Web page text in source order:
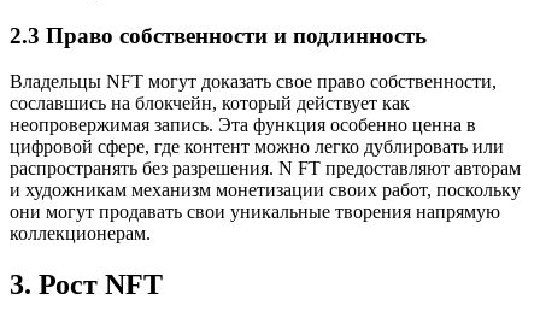
2.3 Право собственности и подлинность
Владельцы NFT могут доказать свое право собственности,
сославшись на блокчейн, который действует как
неопровержимая запись. Эта функция особенно ценна в
цифровой сфере, где контент можно легко дублировать или
распространять без разрешения. N FT предоставляют авторам
и художникам механизм монетизации своих работ, поскольку
они могут продавать свои уникальные творения напрямую
коллекционерам.
3. Рост NFT